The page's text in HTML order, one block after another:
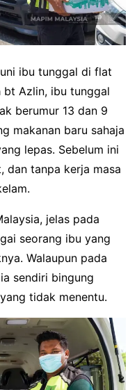
ibu tunggal di flat
bt Azlin, ibu tunggal
berumur 13 dan 9
makanan baru sahaja
lepas. Sebelum ini
dan tanpa kerja masa
jelas pada
seorang ibu yang
Walaupun pada
sendiri bingung
tidak menentu.